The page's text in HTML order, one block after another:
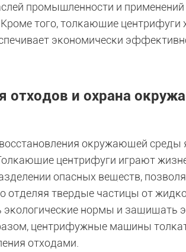
промышленности и
того, толкающие центрифуги
экономически
отходов и охрана
окружающей среды
центрифуги играют
опасных веществ,
отделяя твердые частицы от
нормы и защищать
центрифужные машины
отходами.